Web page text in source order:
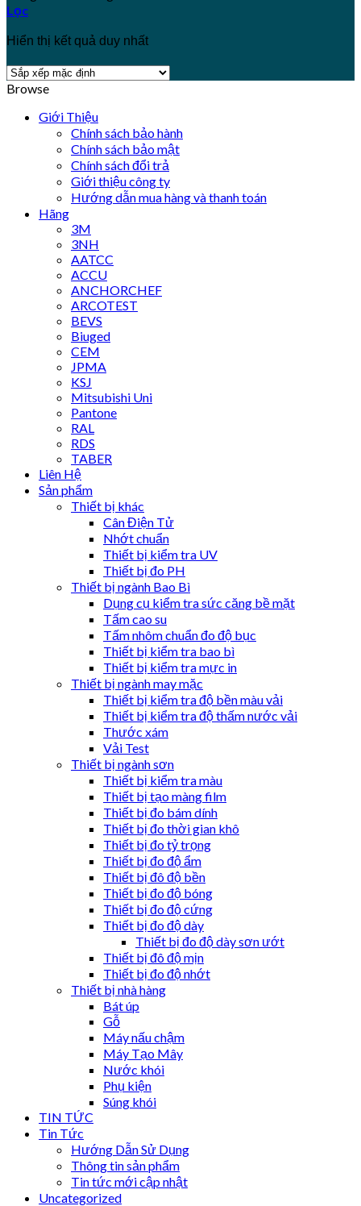
Lọc
Hiển thị kết quả duy nhất
Browse
Giới Thiệu
Chính sách bảo hành
Chính sách bảo mật
Chính sách đổi trả
Giới thiệu công ty
Hướng dẫn mua hàng và thanh toán
Hãng
3M
3NH
AATCC
ACCU
ANCHORCHEF
ARCOTEST
BEVS
Biuged
CEM
JPMA
KSJ
Mitsubishi Uni
Pantone
RAL
RDS
TABER
Liên Hệ
Sản phẩm
Thiết bị khác
Cân Điện Tử
Nhớt chuẩn
Thiết bị kiểm tra UV
Thiết bị đo PH
Thiết bị ngành Bao Bì
Dụng cụ kiểm tra sức căng bề mặt
Tấm cao su
Tấm nhôm chuẩn đo độ bục
Thiết bị kiểm tra bao bì
Thiết bị kiểm tra mực in
Thiết bị ngành may mặc
Thiết bị kiểm tra độ bền màu vải
Thiết bị kiểm tra độ thấm nước vải
Thước xám
Vải Test
Thiết bị ngành sơn
Thiết bị kiểm tra màu
Thiết bị tạo màng film
Thiết bị đo bám dính
Thiết bị đo thời gian khô
Thiết bị đo tỷ trọng
Thiết bị đo độ ẩm
Thiết bị đô độ bền
Thiết bị đo độ bóng
Thiết bị đo độ cứng
Thiết bị đo độ dày
Thiết bị đo độ dày sơn ướt
Thiết bị đô độ mịn
Thiết bị đo độ nhớt
Thiết bị nhà hàng
Bát úp
Gỗ
Máy nấu chậm
Máy Tạo Mây
Nước khói
Phụ kiện
Súng khói
TIN TỨC
Tin Tức
Hướng Dẫn Sử Dụng
Thông tin sản phẩm
Tin tức mới cập nhật
Uncategorized